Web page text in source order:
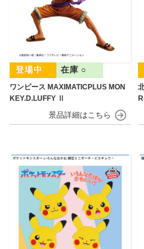
ワンピース MAXIMATICPLUS MON
KEY.D.LUFFY Ⅱ
在庫 ○